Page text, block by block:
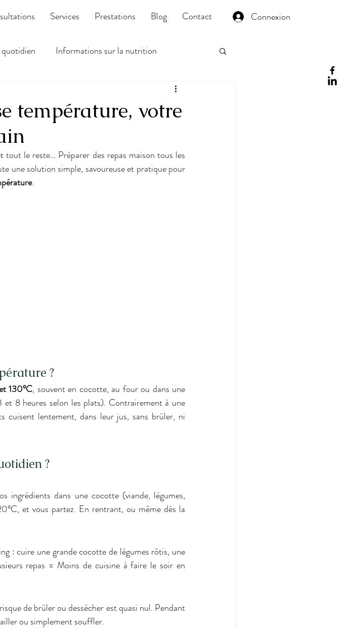
Connexion
Services Prestations Blog Contact
Informations sur la nutrition
température, votre
tout le reste… Préparer des repas maison tous les
une solution simple, savoureuse et pratique pour
.
?
130°C, souvent en cocotte, au four ou dans une
8 heures selon les plats). Contrairement à une
cuisent lentement, dans leur jus, sans brûler, ni
?
ingrédients dans une cocotte (viande, légumes,
et vous partez. En rentrant, ou même dès la
: cuire une grande cocotte de légumes rôtis, une
repas = Moins de cuisine à faire le soir en
de brûler ou dessécher est quasi nul. Pendant
ou simplement souffler.